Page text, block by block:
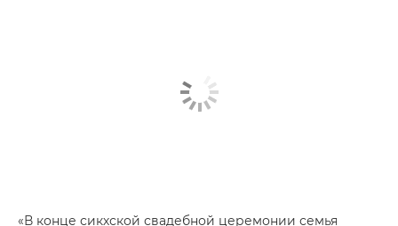
«В конце сикхской свадебной церемонии семья